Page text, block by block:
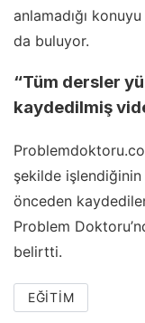
anlamadığı
da buluyor.
“Tüm dersler
kaydedilmiş
şekilde işlendiğinin
önceden
Problem
belirtti.
EĞITIM